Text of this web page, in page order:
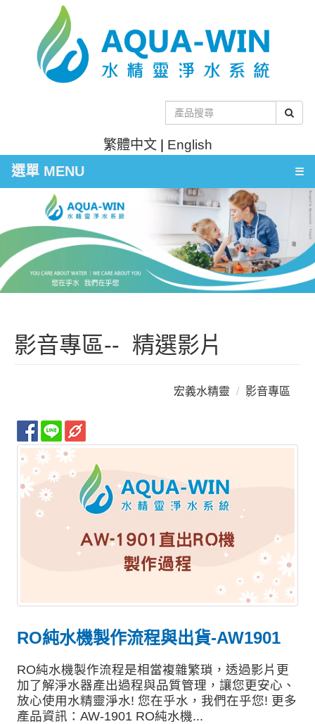
繁體中文| English
選單 MENU ☰
影音專區-- 精選影片
宏義水精靈 影音專區
RO純水機製作流程與出貨-AW1901
RO純水機製作流程是相當複雜繁瑣，透過影片更
加了解淨水器產出過程與品質管理，讓您更安心、
放心使用水精靈淨水! 您在乎水，我們在乎您! 更多
產品資訊：AW-1901 RO純水機...